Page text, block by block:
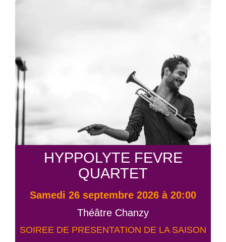
HYPPOLYTE FEVRE
QUARTET
samedi 26 septembre 2026 à 20:00
Théâtre Chanzy
SOIREE DE PRESENTATION DE LA SAISON